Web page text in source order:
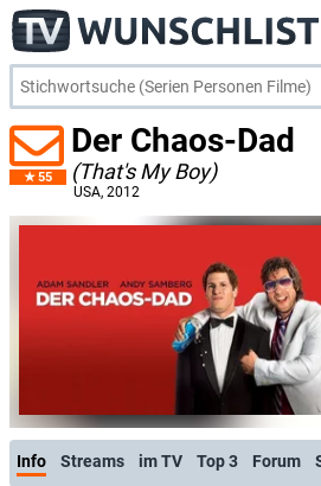
55
Der Chaos-Dad
(That's My Boy)
USA, 2012
Info Streams im TV Top 3 Forum